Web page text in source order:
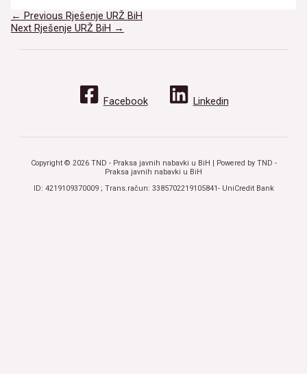
Navigacija
članaka
← Previous Rješenje URŽ BiH
Next Rješenje URŽ BiH →
Facebook Linkedin
Copyright © 2026 TND - Praksa javnih nabavki u BiH | Powered by TND -
Praksa javnih nabavki u BiH
ID: 4219109370009 ; Trans.račun: 3385702219105841- UniCredit Bank